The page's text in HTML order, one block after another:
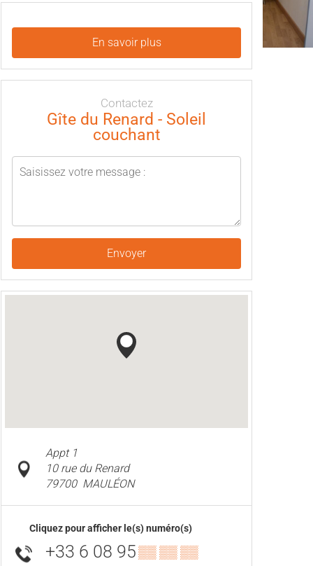
En savoir plus
Contactez
Gîte du Renard - Soleil
couchant
Envoyer
Appt 1
10 rue du Renard
79700 MAULÉON
Cliquez pour afficher le(s) numéro(s)
+33 6 08 95▒▒ ▒▒ ▒▒